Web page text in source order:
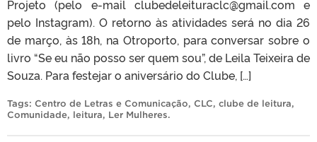
Projeto (pelo e-mail clubedeleituraclc@gmail.com e
pelo Instagram). O retorno às atividades será no dia 26
de março, às 18h, na Otroporto, para conversar sobre o
livro “Se eu não posso ser quem sou”, de Leila Teixeira de
Souza. Para festejar o aniversário do Clube, […]
Tags: Centro de Letras e Comunicação, CLC, clube de leitura,
Comunidade, leitura, Ler Mulheres.